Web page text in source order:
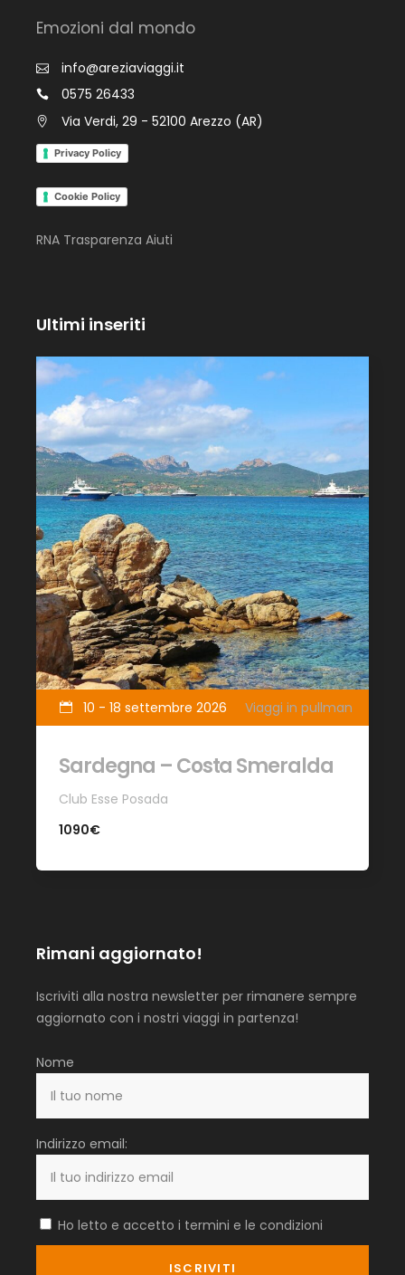
Emozioni dal mondo
info@areziaviaggi.it
0575 26433
Via Verdi, 29 - 52100 Arezzo (AR)
Privacy Policy
Cookie Policy
RNA Trasparenza Aiuti
Ultimi inseriti
10 - 18 settembre 2026 Viaggi in pullman
Sardegna – Costa Smeralda
Club Esse Posada
1090€
Rimani aggiornato!
Iscriviti alla nostra newsletter per rimanere sempre
aggiornato con i nostri viaggi in partenza!
Nome
Indirizzo email:
Ho letto e accetto i termini e le condizioni